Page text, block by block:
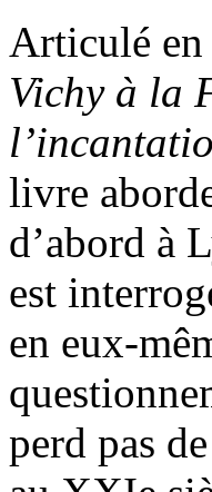
Articulé
Vichy à la
livre
d’abord à
est
en eux-
perd pas